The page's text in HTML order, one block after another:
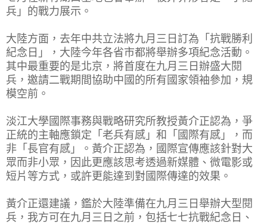
兵」的戰力展示。
大陸方面，去年中共立法將九月三日訂為「抗戰勝利
紀念日」，大陸今年各省市都將舉辦多項紀念活動。
其中最重要的是北京，將首度在九月三日辦盛大閱
兵，邀請二戰期間協助中國的所有國家領袖參加，規
模空前。
淡江大學國際事務與戰略研究所教授黃介正認為，爭
正統的主軸應鎖定「老兵有感」和「國際有感」，而
非「長官有感」。黃介正認為，國際宣傳應該針對大
眾而非小眾，因此更應該思考透過新媒體、微電影或
短片等方式，或許更能達到對國際傳達的效果。
黃介正還建議，鑑於大陸準備在九月三日舉辦大型閱
兵，我方可在九月三日之前，包括七七抗戰紀念日、